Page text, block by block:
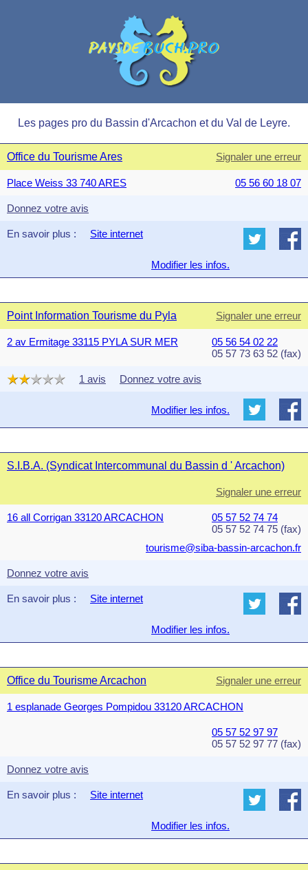
Les pages pro du Bassin d'Arcachon et du Val de Leyre.
Office du Tourisme Ares Signaler une erreur
Place Weiss 33 740 ARES 05 56 60 18 07
Donnez votre avis
En savoir plus : Site internet
Modifier les infos.
Point Information Tourisme du Pyla Signaler une erreur
2 av Ermitage 33115 PYLA SUR MER
05 56 54 02 22
05 57 73 63 52 (fax)
1 avis Donnez votre avis
Modifier les infos.
S.I.B.A. (Syndicat Intercommunal du Bassin d ' Arcachon)
Signaler une erreur
16 all Corrigan 33120 ARCACHON
05 57 52 74 74
05 57 52 74 75 (fax)
tourisme@siba-bassin-arcachon.fr
Donnez votre avis
En savoir plus : Site internet
Modifier les infos.
Office du Tourisme Arcachon Signaler une erreur
1 esplanade Georges Pompidou 33120 ARCACHON
05 57 52 97 97
05 57 52 97 77 (fax)
Donnez votre avis
En savoir plus : Site internet
Modifier les infos.